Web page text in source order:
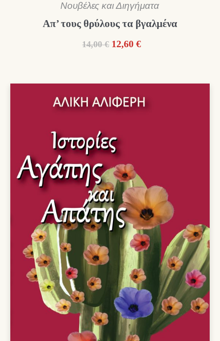
Νουβέλες και Διηγήματα
Απ’ τους θρύλους τα βγαλμένα
14,00 € Original
14,00 €.
12,60 €Η
είναι:
12,60 €.